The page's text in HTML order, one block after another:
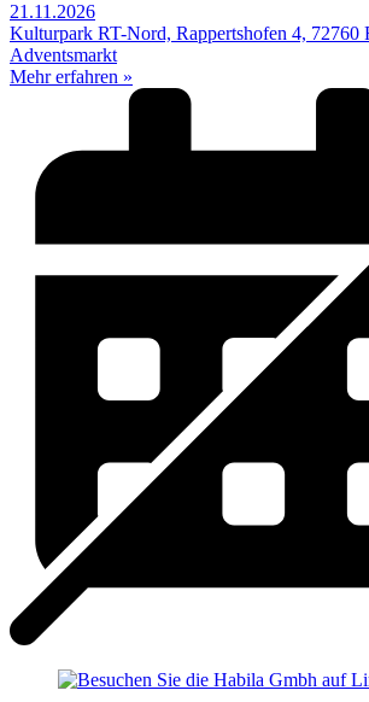
21.11.2026
Kulturpark RT-Nord, Rappertshofen 4, 72760
Adventsmarkt
Mehr erfahren »